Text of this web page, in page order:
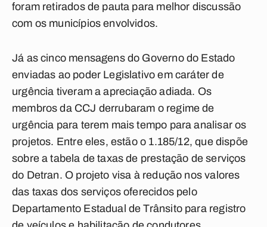
foram retirados de pauta para melhor discussão
com os municípios envolvidos.
Já as cinco mensagens do Governo do Estado
enviadas ao poder Legislativo em caráter de
urgência tiveram a apreciação adiada. Os
membros da CCJ derrubaram o regime de
urgência para terem mais tempo para analisar os
projetos. Entre eles, estão o 1.185/12, que dispõe
sobre a tabela de taxas de prestação de serviços
do Detran. O projeto visa à redução nos valores
das taxas dos serviços oferecidos pelo
Departamento Estadual de Trânsito para registro